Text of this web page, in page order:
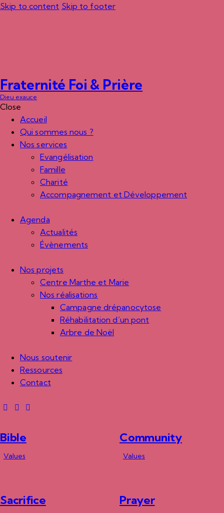
Skip to content Skip to footer
Fraternité Foi & Prière
Dieu exauce
Close
Accueil
Qui sommes nous ?
Nos services
Evangélisation
Famille
Charité
Accompagnement et Développement
Agenda
Actualités
Évènements
Nos projets
Centre Marthe et Marie
Nos réalisations
Campagne drépanocytose
Réhabilitation d’un pont
Arbre de Noël
Nous soutenir
Ressources
Contact
Bible
Values
Community
Values
Sacrifice Prayer